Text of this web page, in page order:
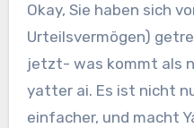
Okay, Sie haben sich
Urteilsvermögen)
jetzt- was kommt als
yatter ai. Es ist nicht
einfacher, und macht